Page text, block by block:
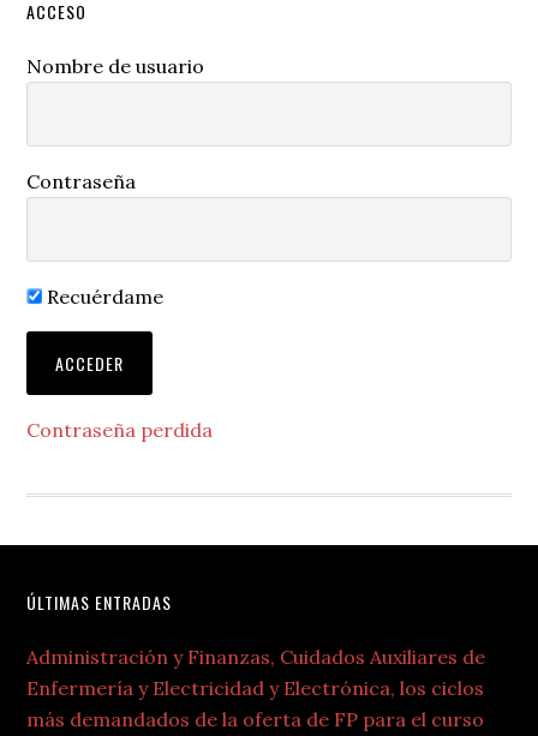
ACCESO
Nombre de usuario
Contraseña
Recuérdame
Contraseña perdida
Footer
ÚLTIMAS ENTRADAS
Administración y Finanzas, Cuidados Auxiliares de
Enfermería y Electricidad y Electrónica, los ciclos
más demandados de la oferta de FP para el curso